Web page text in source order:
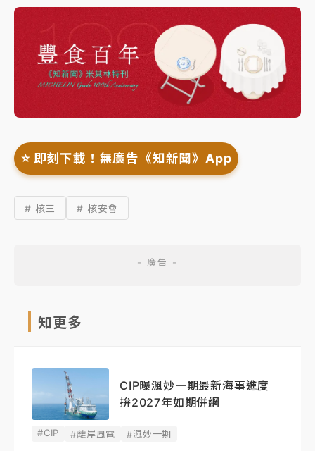
⭐️ 即刻下載！無廣告《知新聞》App
# 核三 # 核安會
知更多
CIP曝渢妙一期最新海事進度
拚2027年如期併網
#CIP #離岸風電 #渢妙一期